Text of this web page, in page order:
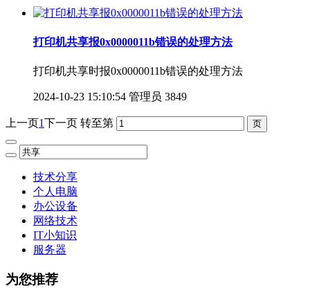
打印机共享报0x0000011b错误的处理方法
打印机共享时报0x0000011b错误的处理方法
2024-10-23 15:10:54 管理员 3849
上一页1下一页 转至第
技术分享
个人电脑
办公设备
网络技术
IT小知识
服务器
为您推荐